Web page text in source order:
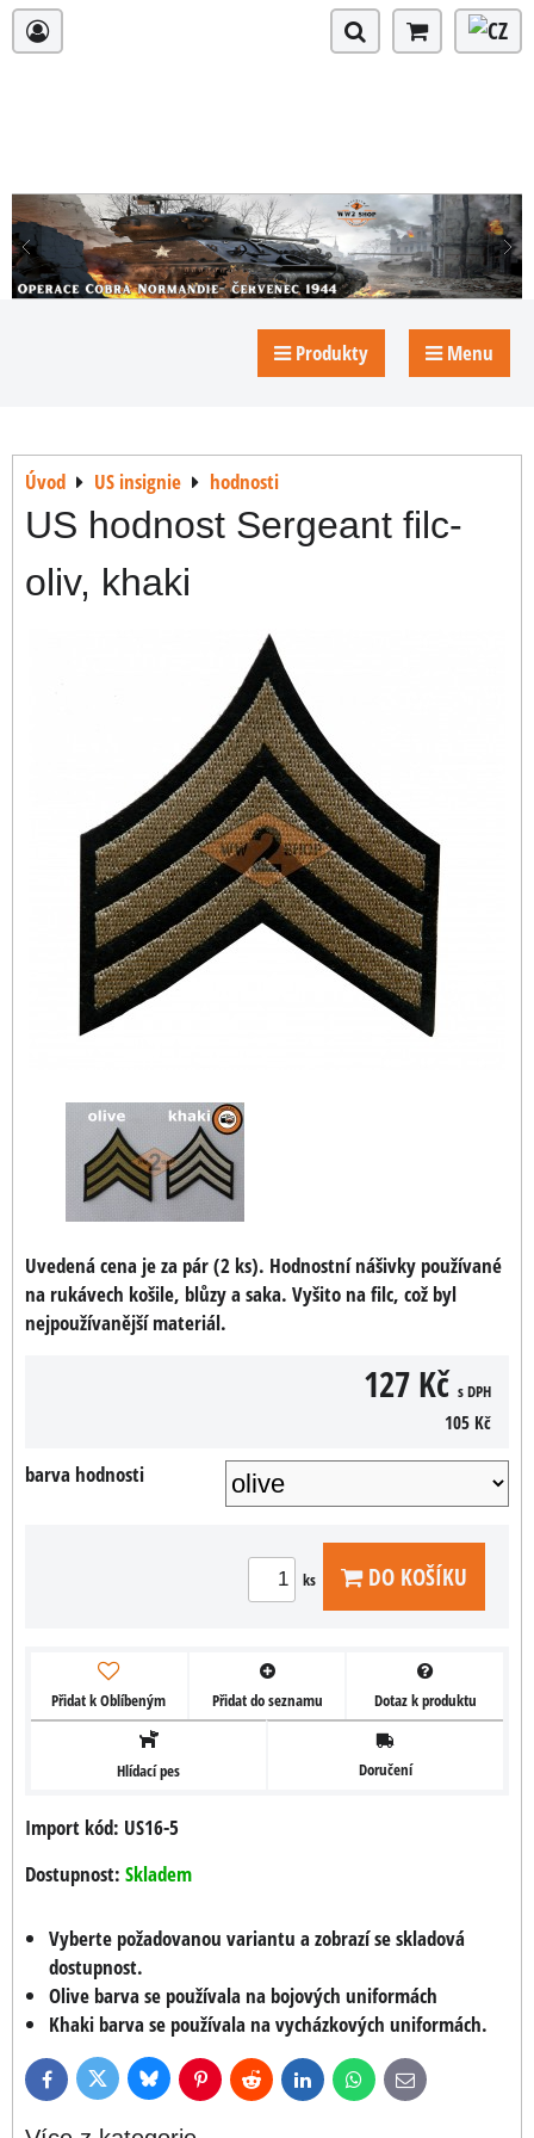
Produkty Menu
Úvod US insignie hodnosti
US hodnost Sergeant filc-
oliv, khaki
Uvedená cena je za pár (2 ks). Hodnostní nášivky používané
na rukávech košile, blůzy a saka. Vyšito na filc, což byl
nejpoužívanější materiál.
127 Kč s DPH
105 Kč
barva hodnosti
ks DO KOŠÍKU
Přidat k Oblíbeným Přidat do seznamu Dotaz k produktu
Hlídací pes Doručení
Import kód: US16-5
Dostupnost: Skladem
Vyberte požadovanou variantu a zobrazí se skladová
dostupnost.
Olive barva se používala na bojových uniformách
Khaki barva se používala na vycházkových uniformách.
FacebookTwitter BlueskyPinterestReddit LinkedInWhatsApp
E-
mail